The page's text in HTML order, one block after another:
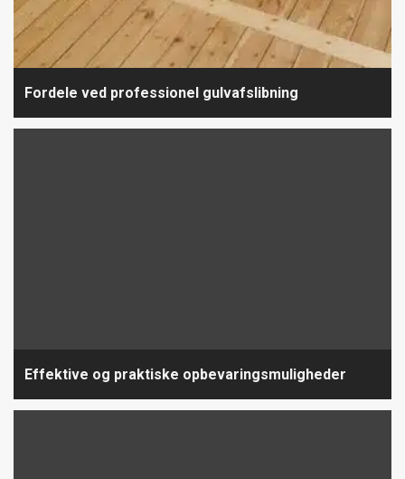
Fordele ved professionel gulvafslibning
Effektive og praktiske opbevaringsmuligheder